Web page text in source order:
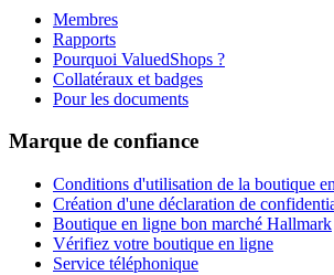
Membres
Rapports
Pourquoi ValuedShops ?
Collatéraux et badges
Pour les documents
Marque de confiance
Conditions d'utilisation de la boutique
Création d'une déclaration de
Boutique en ligne bon marché Hallmark
Vérifiez votre boutique en ligne
Service téléphonique